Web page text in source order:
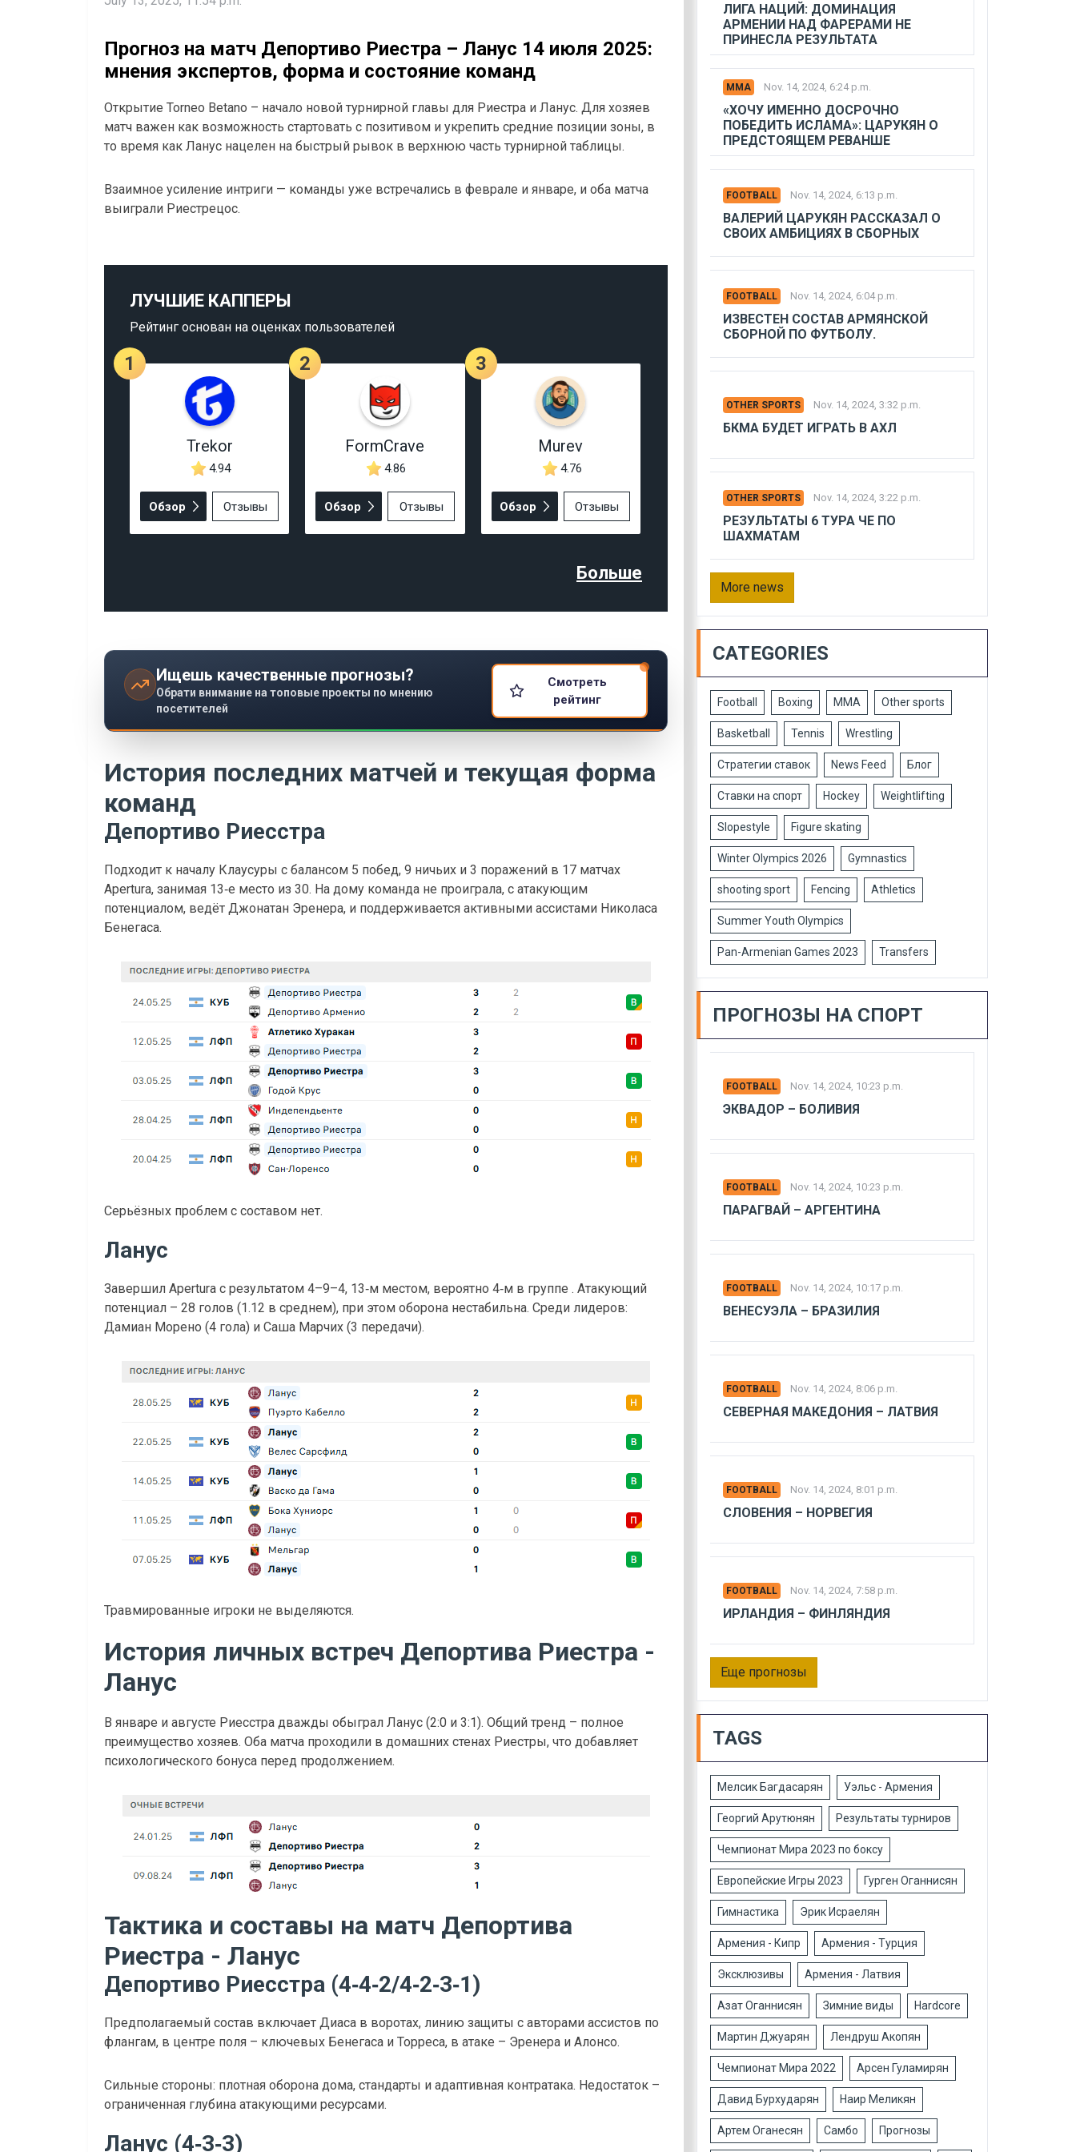
Прогноз на матч Депортиво Риестра – Ланус 14 июля 2025:
мнения экспертов, форма и состояние команд
Открытие Torneo Betano – начало новой турнирной главы для Риестра и Ланус. Для хозяев
матч важен как возможность стартовать с позитивом и укрепить средние позиции зоны, в
то время как Ланус нацелен на быстрый рывок в верхнюю часть турнирной таблицы.
Взаимное усиление интриги — команды уже встречались в феврале и январе, и оба матча
выиграли Риестрецос.
ЛУЧШИЕ КАППЕРЫ
Рейтинг основан на оценках пользователей
1
Trekor
4.94
Обзор Отзывы
2
FormCrave
4.86
Обзор Отзывы
3
Murev
4.76
Обзор Отзывы
Больше
Ищешь качественные прогнозы?
Обрати внимание на топовые проекты по мнению
посетителей
Смотреть
рейтинг
История последних матчей и текущая форма
команд
Депортиво Риесстра
Подходит к началу Клаусуры с балансом 5 побед, 9 ничьих и 3 поражений в 17 матчах
Apertura, занимая 13‑е место из 30. На дому команда не проиграла, с атакующим
потенциалом, ведёт Джонатан Эренера, и поддерживается активными ассистами Николаса
Бенегаса.
Серьёзных проблем с составом нет.
Ланус
Завершил Apertura с результатом 4–9–4, 13‑м местом, вероятно 4‑м в группе . Атакующий
потенциал – 28 голов (1.12 в среднем), при этом оборона нестабильна. Среди лидеров:
Дамиан Морено (4 гола) и Саша Марчих (3 передачи).
Травмированные игроки не выделяются.
История личных встреч Депортива Риестра -
Ланус
В январе и августе Риесстра дважды обыграл Ланус (2:0 и 3:1). Общий тренд – полное
преимущество хозяев. Оба матча проходили в домашних стенах Риестры, что добавляет
психологического бонуса перед продолжением.
Тактика и составы на матч Депортива
Риестра - Ланус
Депортиво Риесстра (4‑4‑2/4‑2‑3‑1)
Предполагаемый состав включает Диаса в воротах, линию защиты с авторами ассистов по
флангам, в центре поля – ключевых Бенегаса и Торреса, в атаке – Эренера и Алонсо.
Сильные стороны: плотная оборона дома, стандарты и адаптивная контратака. Недостаток –
ограниченная глубина атакующими ресурсами.
Ланус (4‑3‑3)
ЛИГА НАЦИЙ: ДОМИНАЦИЯ
АРМЕНИИ НАД ФАРЕРАМИ НЕ
ПРИНЕСЛА РЕЗУЛЬТАТА
MMA Nov. 14, 2024, 6:24 p.m.
«ХОЧУ ИМЕННО ДОСРОЧНО
ПОБЕДИТЬ ИСЛАМА»: ЦАРУКЯН О
ПРЕДСТОЯЩЕМ РЕВАНШЕ
FOOTBALL Nov. 14, 2024, 6:13 p.m.
ВАЛЕРИЙ ЦАРУКЯН РАССКАЗАЛ О
СВОИХ АМБИЦИЯХ В СБОРНЫХ
FOOTBALL Nov. 14, 2024, 6:04 p.m.
ИЗВЕСТЕН СОСТАВ АРМЯНСКОЙ
СБОРНОЙ ПО ФУТБОЛУ.
OTHER SPORTS Nov. 14, 2024, 3:32 p.m.
БКМА БУДЕТ ИГРАТЬ В АХЛ
OTHER SPORTS Nov. 14, 2024, 3:22 p.m.
РЕЗУЛЬТАТЫ 6 ТУРА ЧЕ ПО
ШАХМАТАМ
More news
CATEGORIES
Football Boxing MMA Other sports
Basketball Tennis Wrestling
Стратегии ставок News Feed Блог
Ставки на спорт Hockey Weightlifting
Slopestyle Figure skating
Winter Olympics 2026 Gymnastics
shooting sport Fencing Athletics
Summer Youth Olympics
Pan-Armenian Games 2023 Transfers
ПРОГНОЗЫ НА СПОРТ
FOOTBALL Nov. 14, 2024, 10:23 p.m.
ЭКВАДОР – БОЛИВИЯ
FOOTBALL Nov. 14, 2024, 10:23 p.m.
ПАРАГВАЙ – АРГЕНТИНА
FOOTBALL Nov. 14, 2024, 10:17 p.m.
ВЕНЕСУЭЛА – БРАЗИЛИЯ
FOOTBALL Nov. 14, 2024, 8:06 p.m.
СЕВЕРНАЯ МАКЕДОНИЯ – ЛАТВИЯ
FOOTBALL Nov. 14, 2024, 8:01 p.m.
СЛОВЕНИЯ – НОРВЕГИЯ
FOOTBALL Nov. 14, 2024, 7:58 p.m.
ИРЛАНДИЯ – ФИНЛЯНДИЯ
Еще прогнозы
TAGS
Мелсик Багдасарян Уэльс - Армения
Георгий Арутюнян Результаты турниров
Чемпионат Мира 2023 по боксу
Европейские Игры 2023 Гурген Оганнисян
Гимнастика Эрик Исраелян
Армения - Кипр Армения - Турция
Эксклюзивы Армения - Латвия
Азат Оганнисян Зимние виды Hardcore
Мартин Джуарян Лендруш Акопян
Чемпионат Мира 2022 Арсен Гуламирян
Давид Бурхударян Наир Меликян
Артем Оганесян Самбо Прогнозы